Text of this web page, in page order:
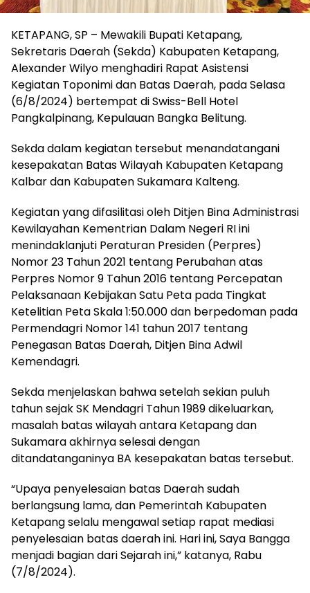
KETAPANG, SP – Mewakili Bupati Ketapang,
Sekretaris Daerah (Sekda) Kabupaten Ketapang,
Alexander Wilyo menghadiri Rapat Asistensi
Kegiatan Toponimi dan Batas Daerah, pada Selasa
(6/8/2024) bertempat di Swiss-Bell Hotel
Pangkalpinang, Kepulauan Bangka Belitung.
Sekda dalam kegiatan tersebut menandatangani
kesepakatan Batas Wilayah Kabupaten Ketapang
Kalbar dan Kabupaten Sukamara Kalteng.
Kegiatan yang difasilitasi oleh Ditjen Bina Administrasi
Kewilayahan Kementrian Dalam Negeri RI ini
menindaklanjuti Peraturan Presiden (Perpres)
Nomor 23 Tahun 2021 tentang Perubahan atas
Perpres Nomor 9 Tahun 2016 tentang Percepatan
Pelaksanaan Kebijakan Satu Peta pada Tingkat
Ketelitian Peta Skala 1:50.000 dan berpedoman pada
Permendagri Nomor 141 tahun 2017 tentang
Penegasan Batas Daerah, Ditjen Bina Adwil
Kemendagri.
Sekda menjelaskan bahwa setelah sekian puluh
tahun sejak SK Mendagri Tahun 1989 dikeluarkan,
masalah batas wilayah antara Ketapang dan
Sukamara akhirnya selesai dengan
ditandatanganinya BA kesepakatan batas tersebut.
“Upaya penyelesaian batas Daerah sudah
berlangsung lama, dan Pemerintah Kabupaten
Ketapang selalu mengawal setiap rapat mediasi
penyelesaian batas daerah ini. Hari ini, Saya Bangga
menjadi bagian dari Sejarah ini,” katanya, Rabu
(7/8/2024).